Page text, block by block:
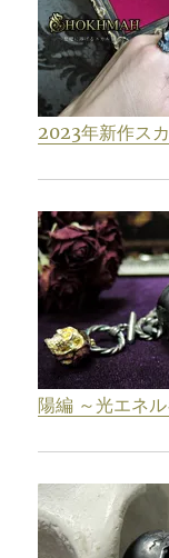
2023年新作ス
陽編 ～光エネ